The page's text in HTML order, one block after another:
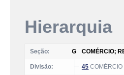
Hierarquia
Seção: G COMÉRCIO;
Divisão: 45 COMÉRCIO